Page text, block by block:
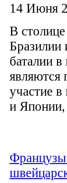
14 Июня
В
Бразилии
баталии
участие
и Японии,
Французы